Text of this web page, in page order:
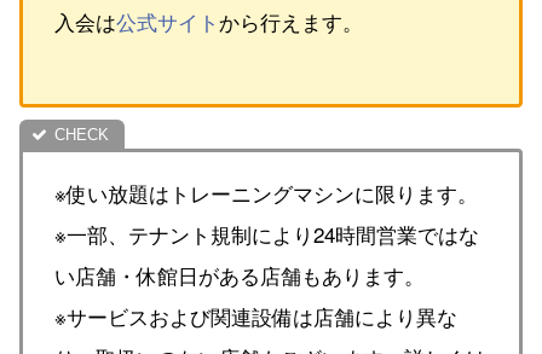
入会は公式サイト から行えます。
※使い放題はトレーニングマシンに限ります。
※一部、テナント規制により24時間営業ではな
い店舗・休館日がある店舗もあります。
※サービスおよび関連設備は店舗により異な